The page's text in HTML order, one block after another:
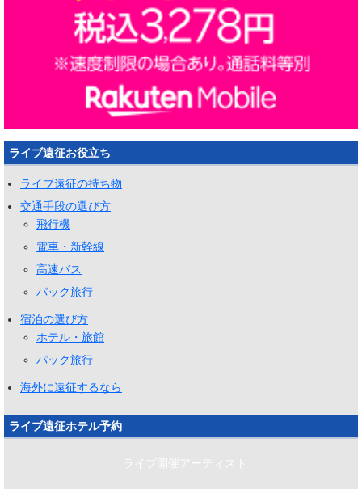
ライブ遠征お役立ち
ライブ遠征の持ち物
交通手段の選び方
飛行機
電車・新幹線
高速バス
パック旅行
宿泊の選び方
ホテル・旅館
パック旅行
海外に遠征するなら
ライブ遠征ホテル予約
ライブ開催アーティスト